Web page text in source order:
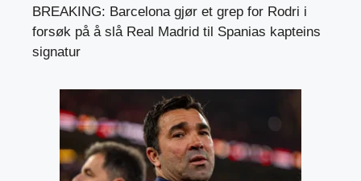
BREAKING: Barcelona gjør et grep for Rodri i
forsøk på å slå Real Madrid til Spanias kapteins
signatur